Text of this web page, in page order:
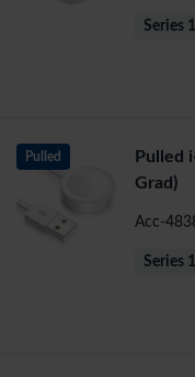
Series
Pulled
Pulled
Grad)
Acc-
Series